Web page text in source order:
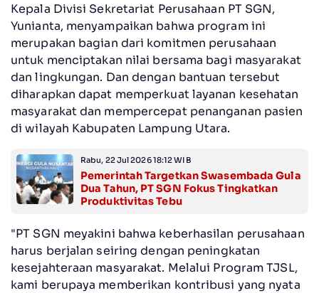
Kepala Divisi Sekretariat Perusahaan PT SGN,
Yunianta, menyampaikan bahwa program ini
merupakan bagian dari komitmen perusahaan
untuk menciptakan nilai bersama bagi masyarakat
dan lingkungan. Dan dengan bantuan tersebut
diharapkan dapat memperkuat layanan kesehatan
masyarakat dan mempercepat penanganan pasien
di wilayah Kabupaten Lampung Utara.
Rabu, 22 Jul 2026 18:12 WIB
Pemerintah Targetkan Swasembada Gula
Dua Tahun, PT SGN Fokus Tingkatkan
Produktivitas Tebu
"PT SGN meyakini bahwa keberhasilan perusahaan
harus berjalan seiring dengan peningkatan
kesejahteraan masyarakat. Melalui Program TJSL,
kami berupaya memberikan kontribusi yang nyata